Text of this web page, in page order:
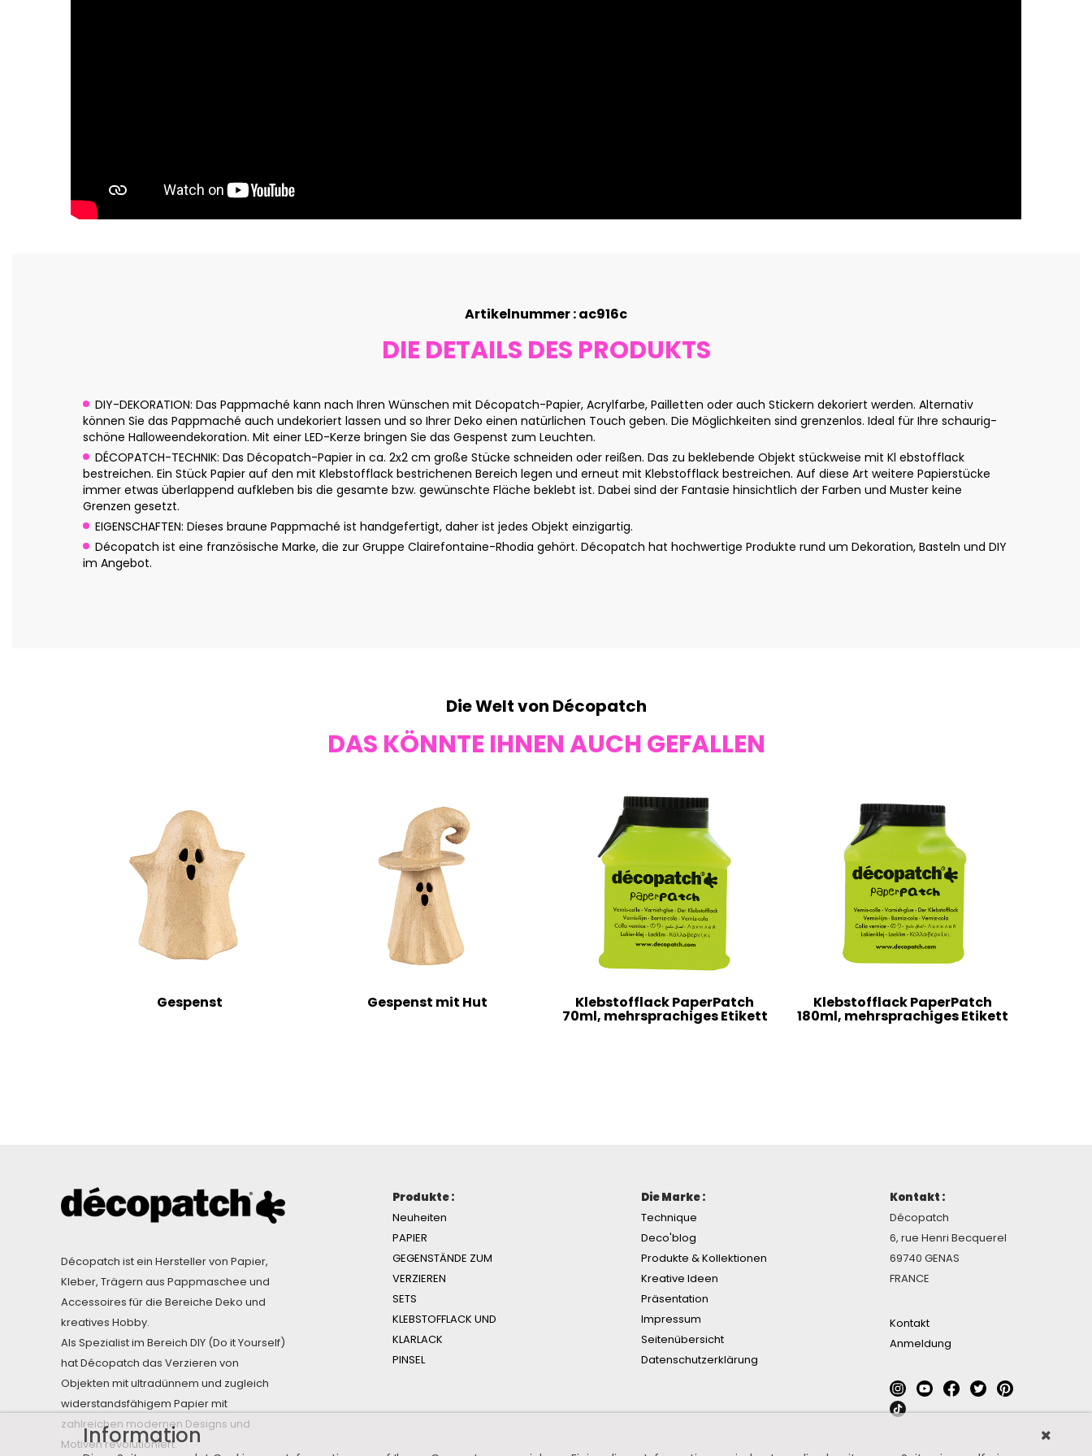
Artikelnummer : ac916c
DIE DETAILS DES PRODUKTS
DIY-DEKORATION: Das Pappmaché kann nach Ihren Wünschen mit Décopatch-Papier, Acrylfarbe, Pailletten oder auch Stickern dekoriert werden. Alternativ
können Sie das Pappmaché auch undekoriert lassen und so Ihrer Deko einen natürlichen Touch geben. Die Möglichkeiten sind grenzenlos. Ideal für Ihre schaurig-
schöne Halloweendekoration. Mit einer LED-Kerze bringen Sie das Gespenst zum Leuchten.
DÉCOPATCH-TECHNIK: Das Décopatch-Papier in ca. 2x2 cm große Stücke schneiden oder reißen. Das zu beklebende Objekt stückweise mit Kl ebstofflack
bestreichen. Ein Stück Papier auf den mit Klebstofflack bestrichenen Bereich legen und erneut mit Klebstofflack bestreichen. Auf diese Art weitere Papierstücke
immer etwas überlappend aufkleben bis die gesamte bzw. gewünschte Fläche beklebt ist. Dabei sind der Fantasie hinsichtlich der Farben und Muster keine
Grenzen gesetzt.
EIGENSCHAFTEN: Dieses braune Pappmaché ist handgefertigt, daher ist jedes Objekt einzigartig.
Décopatch ist eine französische Marke, die zur Gruppe Clairefontaine-Rhodia gehört. Décopatch hat hochwertige Produkte rund um Dekoration, Basteln und DIY
im Angebot.
Die Welt von Décopatch
DAS KÖNNTE IHNEN AUCH GEFALLEN
Gespenst Gespenst mit Hut Klebstofflack PaperPatch
70ml, mehrsprachiges Etikett
Klebstofflack PaperPatch
180ml, mehrsprachiges Etikett
Décopatch ist ein Hersteller von Papier,
Kleber, Trägern aus Pappmaschee und
Accessoires für die Bereiche Deko und
kreatives Hobby.
Als Spezialist im Bereich DIY (Do it Yourself)
hat Décopatch das Verzieren von
Objekten mit ultradünnem und zugleich
widerstandsfähigem Papier mit
zahlreichen modernen Designs und
Motiven revolutioniert.
Produkte :
Neuheiten
PAPIER
GEGENSTÄNDE ZUM
VERZIEREN
SETS
KLEBSTOFFLACK UND
KLARLACK
PINSEL
Die Marke :
Technique
Deco'blog
Produkte & Kollektionen
Kreative Ideen
Präsentation
Impressum
Seitenübersicht
Datenschutzerklärung
Kontakt :
Décopatch
6, rue Henri Becquerel
69740 GENAS
FRANCE
Kontakt
Anmeldung
Information